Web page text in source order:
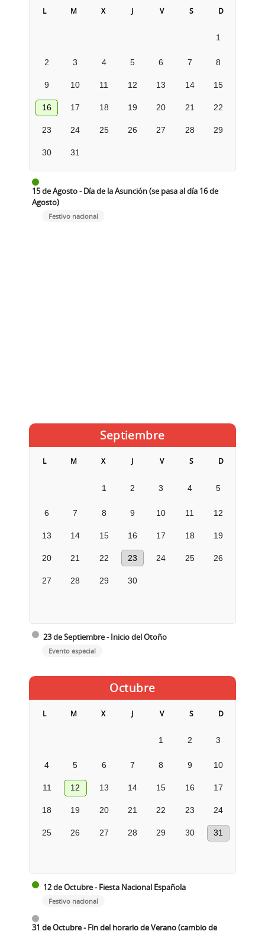
L M X J V S D
1
2 3 4 5 6 7 8
9 10 11 12 13 14 15
16 17 18 19 20 21 22
23 24 25 26 27 28 29
30 31
15 de Agosto - Día de la Asunción (se pasa al día 16 de
Agosto)
Festivo nacional
Septiembre
L M X J V S D
1 2 3 4 5
6 7 8 9 10 11 12
13 14 15 16 17 18 19
20 21 22 23 24 25 26
27 28 29 30
23 de Septiembre - Inicio del Otoño
Evento especial
Octubre
L M X J V S D
1 2 3
4 5 6 7 8 9 10
11 12 13 14 15 16 17
18 19 20 21 22 23 24
25 26 27 28 29 30 31
12 de Octubre - Fiesta Nacional Española
Festivo nacional
31 de Octubre - Fin del horario de Verano (cambio de